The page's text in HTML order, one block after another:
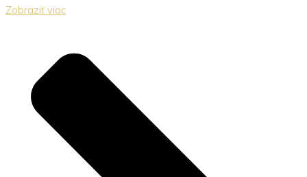
Zobraziť viac